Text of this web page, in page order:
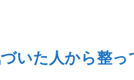
いた人から整っ